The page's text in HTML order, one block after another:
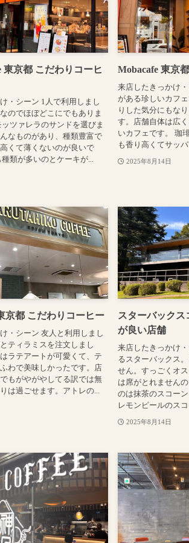
東京都 こだわりコーヒ
・シーン 1人で利用しまし
のでほぼどこにでもありま
ツァレラのサンドを選びま
なものがあり、種類豊富で
くて薄くないのが良いで
類が多いのとケーキが...
Mobacafe 東京
来店したきっかけ
がある珍しいカフ
りした気分にもな
す。店舗自体は広
いカフェです。 珈
も香り高くてサッ
2025年8月14日
京都 こだわりコーヒー
・シーン 友人と利用しまし
ティラミスを注文しまし
ラテアートが可愛くて、テ
わで美味しかったです。店
もがやがやしてる訳では無
は過ごせます。アトレの...
スターバック
が良い店舗
来店したきっかけ
るスターバックス
せん。すっごくオ
は席がとれません
のは抹茶のスコー
レモンピールのス
2025年8月14日